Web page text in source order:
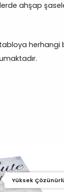
ahşap
herhangi
Yüksek